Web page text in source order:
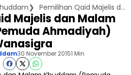
Pemilihan Qaid Majelis dan Malam Khuddam (Pemuda Ahmadiyah) Wanasigra
Majelis dan Malam
Ahmadiyah)
30 November 20151 Min